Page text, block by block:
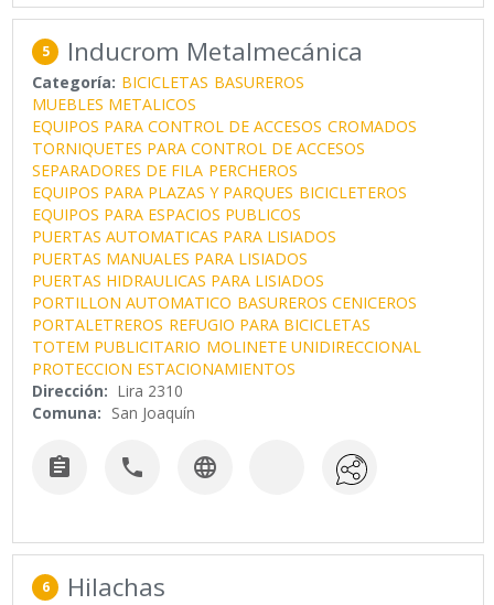
5 Inducrom Metalmecánica
Categoría: BICICLETAS BASUREROS
MUEBLES METALICOS
EQUIPOS PARA CONTROL DE ACCESOS CROMADOS
TORNIQUETES PARA CONTROL DE ACCESOS
SEPARADORES DE FILA PERCHEROS
EQUIPOS PARA PLAZAS Y PARQUES BICICLETEROS
EQUIPOS PARA ESPACIOS PUBLICOS
PUERTAS AUTOMATICAS PARA LISIADOS
PUERTAS MANUALES PARA LISIADOS
PUERTAS HIDRAULICAS PARA LISIADOS
PORTILLON AUTOMATICO BASUREROS CENICEROS
PORTALETREROS REFUGIO PARA BICICLETAS
TOTEM PUBLICITARIO MOLINETE UNIDIRECCIONAL
PROTECCION ESTACIONAMIENTOS
Dirección: Lira 2310
Comuna: San Joaquín
  
6 Hilachas